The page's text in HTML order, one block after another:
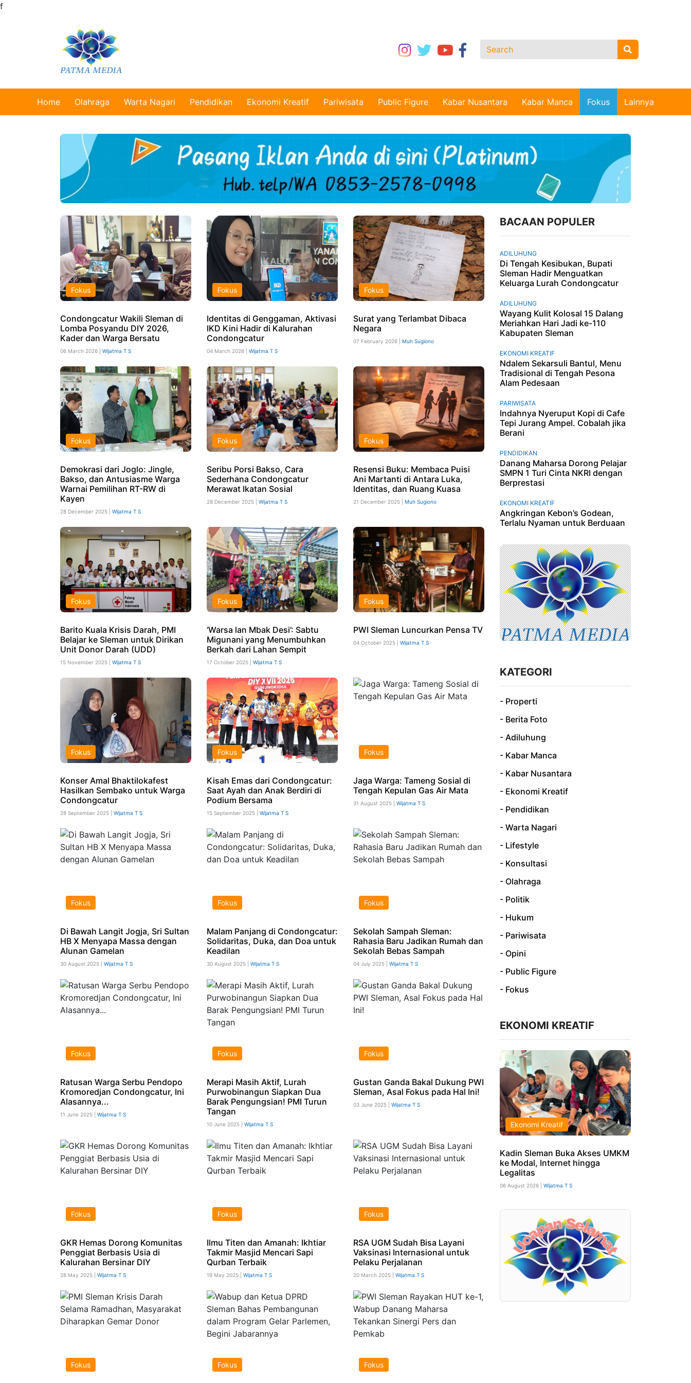
f
Home Olahraga Warta Nagari Pendidikan Ekonomi Kreatif Pariwisata Public Figure Kabar Nusantara Kabar Manca Fokus Lainnya
Fokus
Condongcatur Wakili Sleman di
Lomba Posyandu DIY 2026,
Kader dan Warga Bersatu
06 March 2026 | Wijatma T S
Fokus
Identitas di Genggaman, Aktivasi
IKD Kini Hadir di Kalurahan
Condongcatur
04 March 2026 | Wijatma T S
Fokus
Surat yang Terlambat Dibaca
Negara
07 February 2026 | Muh Sugiono
Fokus
Demokrasi dari Joglo: Jingle,
Bakso, dan Antusiasme Warga
Warnai Pemilihan RT-RW di
Kayen
28 December 2025 | Wijatma T S
Fokus
Seribu Porsi Bakso, Cara
Sederhana Condongcatur
Merawat Ikatan Sosial
28 December 2025 | Wijatma T S
Fokus
Resensi Buku: Membaca Puisi
Ani Martanti di Antara Luka,
Identitas, dan Ruang Kuasa
21 December 2025 | Muh Sugiono
Fokus
Barito Kuala Krisis Darah, PMI
Belajar ke Sleman untuk Dirikan
Unit Donor Darah (UDD)
15 November 2025 | Wijatma T S
Fokus
‘Warsa lan Mbak Desi’: Sabtu
Migunani yang Menumbuhkan
Berkah dari Lahan Sempit
17 October 2025 | Wijatma T S
Fokus
PWI Sleman Luncurkan Pensa TV
04 October 2025 | Wijatma T S
Fokus
Konser Amal Bhaktilokafest
Hasilkan Sembako untuk Warga
Condongcatur
28 September 2025 | Wijatma T S
Fokus
Kisah Emas dari Condongcatur:
Saat Ayah dan Anak Berdiri di
Podium Bersama
15 September 2025 | Wijatma T S
Fokus
Jaga Warga: Tameng Sosial di
Tengah Kepulan Gas Air Mata
31 August 2025 | Wijatma T S
Fokus
Di Bawah Langit Jogja, Sri Sultan
HB X Menyapa Massa dengan
Alunan Gamelan
30 August 2025 | Wijatma T S
Fokus
Malam Panjang di Condongcatur:
Solidaritas, Duka, dan Doa untuk
Keadilan
30 August 2025 | Wijatma T S
Fokus
Sekolah Sampah Sleman:
Rahasia Baru Jadikan Rumah dan
Sekolah Bebas Sampah
04 July 2025 | Wijatma T S
Fokus
Ratusan Warga Serbu Pendopo
Kromoredjan Condongcatur, Ini
Alasannya...
11 June 2025 | Wijatma T S
Fokus
Merapi Masih Aktif, Lurah
Purwobinangun Siapkan Dua
Barak Pengungsian! PMI Turun
Tangan
10 June 2025 | Wijatma T S
Fokus
Gustan Ganda Bakal Dukung PWI
Sleman, Asal Fokus pada Hal Ini!
03 June 2025 | Wijatma T S
Fokus
GKR Hemas Dorong Komunitas
Penggiat Berbasis Usia di
Kalurahan Bersinar DIY
28 May 2025 | Wijatma T S
Fokus
Ilmu Titen dan Amanah: Ikhtiar
Takmir Masjid Mencari Sapi
Qurban Terbaik
19 May 2025 | Wijatma T S
Fokus
RSA UGM Sudah Bisa Layani
Vaksinasi Internasional untuk
Pelaku Perjalanan
20 March 2025 | Wijatma T S
Fokus Fokus Fokus
BACAAN POPULER
ADILUHUNG
Di Tengah Kesibukan, Bupati
Sleman Hadir Menguatkan
Keluarga Lurah Condongcatur
ADILUHUNG
Wayang Kulit Kolosal 15 Dalang
Meriahkan Hari Jadi ke-110
Kabupaten Sleman
EKONOMI KREATIF
Ndalem Sekarsuli Bantul, Menu
Tradisional di Tengah Pesona
Alam Pedesaan
PARIWISATA
Indahnya Nyeruput Kopi di Cafe
Tepi Jurang Ampel. Cobalah jika
Berani
PENDIDIKAN
Danang Maharsa Dorong Pelajar
SMPN 1 Turi Cinta NKRI dengan
Berprestasi
EKONOMI KREATIF
Angkringan Kebon’s Godean,
Terlalu Nyaman untuk Berduaan
KATEGORI
- Properti
- Berita Foto
- Adiluhung
- Kabar Manca
- Kabar Nusantara
- Ekonomi Kreatif
- Pendidikan
- Warta Nagari
- Lifestyle
- Konsultasi
- Olahraga
- Politik
- Hukum
- Pariwisata
- Opini
- Public Figure
- Fokus
EKONOMI KREATIF
Ekonomi Kreatif
Kadin Sleman Buka Akses UMKM
ke Modal, Internet hingga
Legalitas
06 August 2026 | Wijatma T S